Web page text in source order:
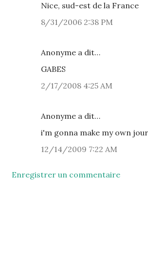
Nice, sud-est de la France
8/31/2006 2:38 PM
Anonyme a dit…
GABES
2/17/2008 4:25 AM
Anonyme a dit…
i'm gonna make my own
12/14/2009 7:22 AM
Enregistrer un commentaire